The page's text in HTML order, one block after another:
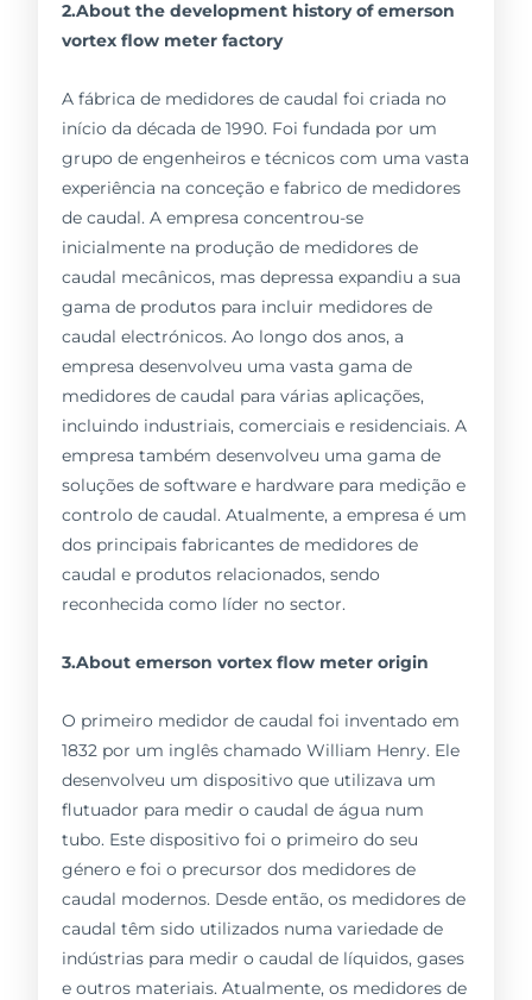
2.About the development history of emerson
vortex flow meter factory
A fábrica de medidores de caudal foi criada no
início da década de 1990. Foi fundada por um
grupo de engenheiros e técnicos com uma vasta
experiência na conceção e fabrico de medidores
de caudal. A empresa concentrou-se
inicialmente na produção de medidores de
caudal mecânicos, mas depressa expandiu a sua
gama de produtos para incluir medidores de
caudal electrónicos. Ao longo dos anos, a
empresa desenvolveu uma vasta gama de
medidores de caudal para várias aplicações,
incluindo industriais, comerciais e residenciais. A
empresa também desenvolveu uma gama de
soluções de software e hardware para medição e
controlo de caudal. Atualmente, a empresa é um
dos principais fabricantes de medidores de
caudal e produtos relacionados, sendo
reconhecida como líder no sector.
3.About emerson vortex flow meter origin
O primeiro medidor de caudal foi inventado em
1832 por um inglês chamado William Henry. Ele
desenvolveu um dispositivo que utilizava um
flutuador para medir o caudal de água num
tubo. Este dispositivo foi o primeiro do seu
género e foi o precursor dos medidores de
caudal modernos. Desde então, os medidores de
caudal têm sido utilizados numa variedade de
indústrias para medir o caudal de líquidos, gases
e outros materiais. Atualmente, os medidores de